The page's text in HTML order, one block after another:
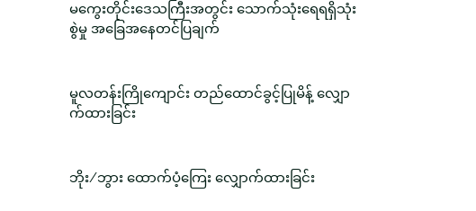
မကွေးတိုင်းဒေသကြီးအတွင်း သောက်သုံးရေရရှိသုံး
စွဲမှု အခြေအနေတင်ပြချက်
မူလတန်းကြိုကျောင်း တည်ထောင်ခွင့်ပြုမိန့် လျှော
က်ထားခြင်း
ဘိုး/ဘွား ထောက်ပံ့ကြေး လျှောက်ထားခြင်း